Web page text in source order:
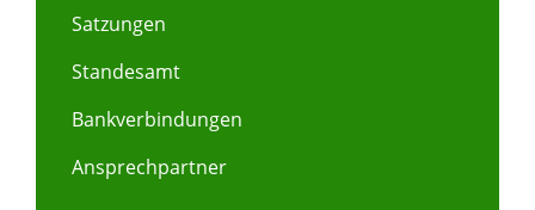
Satzungen
Standesamt
Bankverbindungen
Ansprechpartner